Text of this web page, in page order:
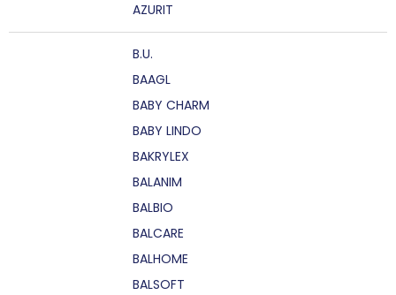
AZURIT
B.U.
BAAGL
BABY CHARM
BABY LINDO
BAKRYLEX
BALANIM
BALBIO
BALCARE
BALHOME
BALSOFT